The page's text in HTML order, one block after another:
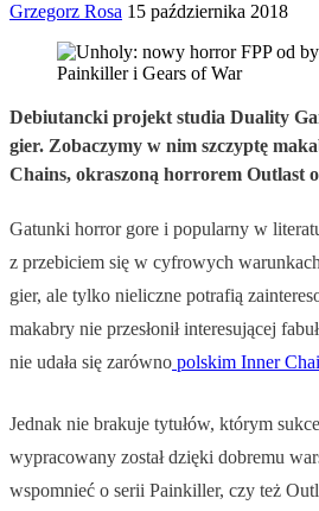
Grzegorz Rosa 15 października 2018
Debiutancki projekt studia Duality
gier. Zobaczymy w nim szczyptę
Chains, okraszoną horrorem Outlast
Gatunki horror gore i popularny w
z przebiciem się w cyfrowych
gier, ale tylko nieliczne potrafią
makabry nie przesłonił interesującej
nie udała się zarówno polskim Inner
Jednak nie brakuje tytułów, którym
wypracowany został dzięki dobremu
wspomnieć o serii Painkiller, czy też